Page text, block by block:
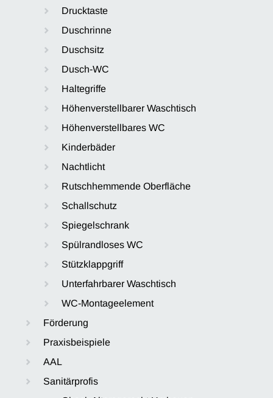
Drucktaste
Duschrinne
Duschsitz
Dusch-WC
Haltegriffe
Höhenverstellbarer Waschtisch
Höhenverstellbares WC
Kinderbäder
Nachtlicht
Rutschhemmende Oberfläche
Schallschutz
Spiegelschrank
Spülrandloses WC
Stützklappgriff
Unterfahrbarer Waschtisch
WC-Montageelement
Förderung
Praxisbeispiele
AAL
Sanitärprofis